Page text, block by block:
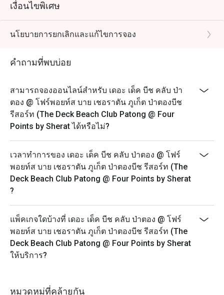
เงื่อนไขพิเศษ
นโยบายการยกเลิกและแก้ไขการจอง
คำถามที่พบบ่อย
สามารถจองออนไลน์สำหรับ เดอะ เด็ค บีช คลับ ป่า
ตอง @ โฟร์พอยท์ส บาย เชอราตัน ภูเก็ต ป่าตองบีช
รีสอร์ท (The Deck Beach Club Patong @ Four
Points by Sherat ได้หรือไม่?
เวลาทำการของ เดอะ เด็ค บีช คลับ ป่าตอง @ โฟร์
พอยท์ส บาย เชอราตัน ภูเก็ต ป่าตองบีช รีสอร์ท (The
Deck Beach Club Patong @ Four Points by Sherat
?
แพ็คเกจใดบ้างที่ เดอะ เด็ค บีช คลับ ป่าตอง @ โฟร์
พอยท์ส บาย เชอราตัน ภูเก็ต ป่าตองบีช รีสอร์ท (The
Deck Beach Club Patong @ Four Points by Sherat
ให้บริการ?
หมวดหมู่ที่คล้ายกัน